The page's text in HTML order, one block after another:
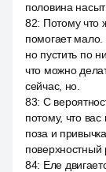
половина
82: Потому что
помогает мало.
но пустить по
что можно
сейчас, но.
83: С
потому, что
поза и
поверхностный
84: Еле